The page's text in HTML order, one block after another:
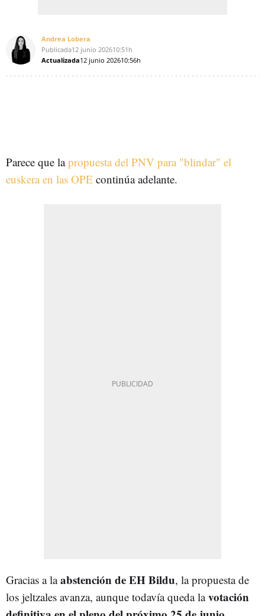
Andrea Lobera
Publicada12 junio 202610:51h
Actualizada12 junio 202610:56h
Parece que lapropuesta del PNV para "blindar" el
euskera en las OPE continúa adelante.
Gracias a laabstención de EH Bildu, la propuesta de
los jeltzales avanza, aunque todavía queda lavotación